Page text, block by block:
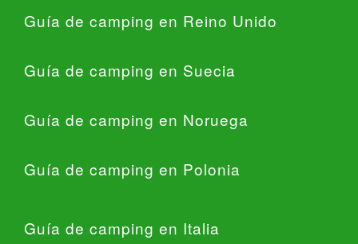
Guía de camping en Reino Unido
Guía de camping en Suecia
Guía de camping en Noruega
Guía de camping en Polonia
Guía de camping en Italia